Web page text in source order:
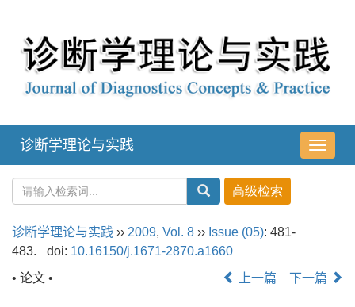
导
航
诊断学理论与实践
诊断学理论与实践 ›› 2009, Vol. 8 ›› Issue (05): 481-
483.
doi: 10.16150/j.1671-2870.a1660
• 论文 •
上一篇 下一篇